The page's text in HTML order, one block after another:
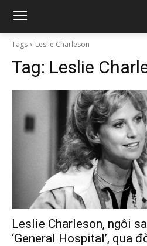
Tags Leslie Charleson
Tag: Leslie
Leslie Charleson, ngôi
‘General Hospital’, qua